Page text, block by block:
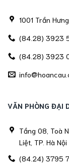
1001 Trần
(84.28) 3923
(84.28) 3923
VĂN PHÒNG ĐẠI
Tầng 08, Toà
Liệt, TP. Hà Nội
(84.24) 3795